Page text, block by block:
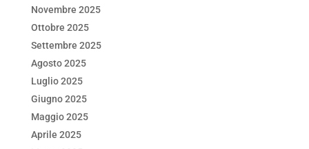
Novembre 2025
Ottobre 2025
Settembre 2025
Agosto 2025
Luglio 2025
Giugno 2025
Maggio 2025
Aprile 2025